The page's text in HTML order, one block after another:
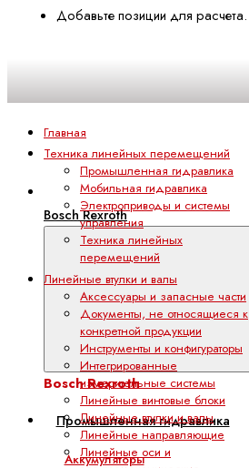
Добавьте позиции для расчета.
Bosch Rexroth
Bosch Rexroth
Промышленная гидравлика
Аккумуляторы
Главная
Техника линейных перемещений
Промышленная гидравлика
Мобильная гидравлика
Электроприводы и системы
управления
Техника линейных
перемещений
Линейные втулки и валы
Аксессуары и запасные части
Документы, не относящиеся к
конкретной продукции
Инструменты и конфигураторы
Интегрированные
измерительные системы
Линейные винтовые блоки
Линейные втулки и валы
Линейные направляющие
Линейные оси и